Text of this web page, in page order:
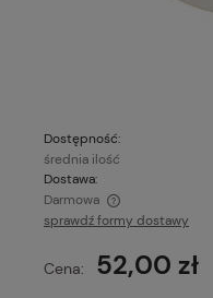
Dostępność:
średnia ilość
Dostawa:
Darmowa
Cena nie zawiera
sprawdź formy dostawy
Cena: 52,00 zł